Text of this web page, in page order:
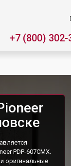
+7 (800) 302-
PDP-607CMX.
оригинальные